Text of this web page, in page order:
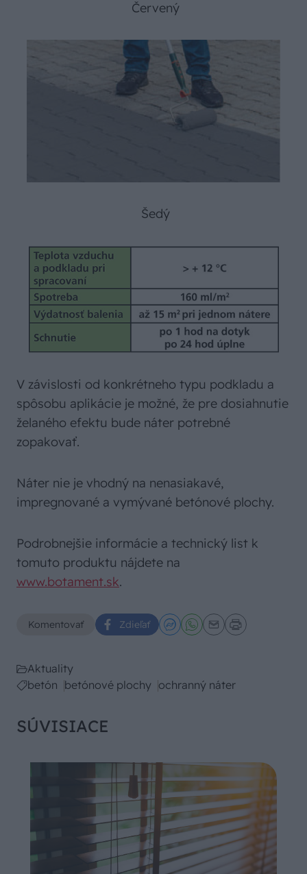
Červený
Šedý
V závislosti od konkrétneho typu podkladu a
spôsobu aplikácie je možné, že pre dosiahnutie
želaného efektu bude náter potrebné
zopakovať.
Náter nie je vhodný na nenasiakavé,
impregnované a vymývané betónové plochy.
Podrobnejšie informácie a technický list k
tomuto produktu nájdete na
www.botament.sk.
Komentovať Zdieľať
Aktuality
betón betónové plochy ochranný náter
SÚVISIACE